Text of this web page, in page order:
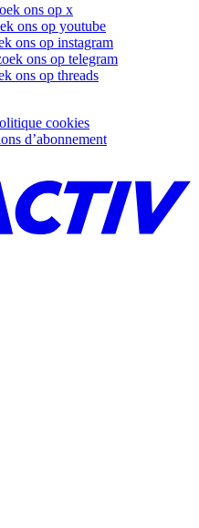
ons op x
ons op youtube
ons op instagram
ons op telegram
ons op threads
cookies
d’abonnement